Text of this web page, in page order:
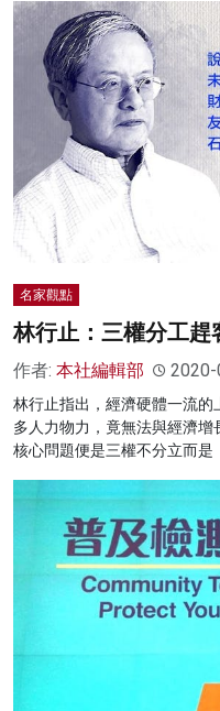
名家觀點
林行止：三權分工趕
作者: 本社編輯部
林行止指出，經濟硬體一流
多人力物力，竟無法與經濟增
核心問題便是三權不分立而是